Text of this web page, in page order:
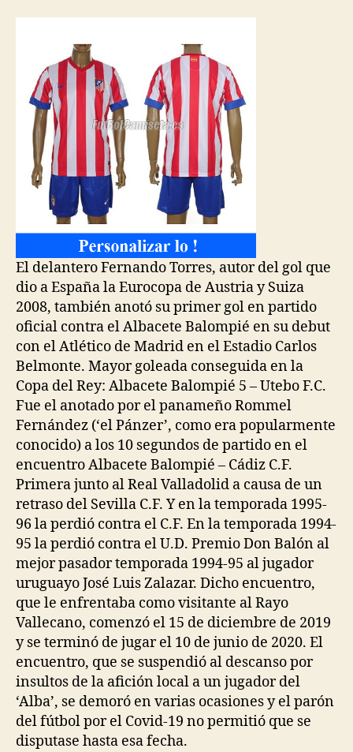
El delantero Fernando Torres, autor del gol que
dio a España la Eurocopa de Austria y Suiza
2008, también anotó su primer gol en partido
oficial contra el Albacete Balompié en su debut
con el Atlético de Madrid en el Estadio Carlos
Belmonte. Mayor goleada conseguida en la
Copa del Rey: Albacete Balompié 5 – Utebo F.C.
Fue el anotado por el panameño Rommel
Fernández (‘el Pánzer’, como era popularmente
conocido) a los 10 segundos de partido en el
encuentro Albacete Balompié – Cádiz C.F.
Primera junto al Real Valladolid a causa de un
retraso del Sevilla C.F. Y en la temporada 1995-
96 la perdió contra el C.F. En la temporada 1994-
95 la perdió contra el U.D. Premio Don Balón al
mejor pasador temporada 1994-95 al jugador
uruguayo José Luis Zalazar. Dicho encuentro,
que le enfrentaba como visitante al Rayo
Vallecano, comenzó el 15 de diciembre de 2019
y se terminó de jugar el 10 de junio de 2020. El
encuentro, que se suspendió al descanso por
insultos de la afición local a un jugador del
‘Alba’, se demoró en varias ocasiones y el parón
del fútbol por el Covid-19 no permitió que se
disputase hasta esa fecha.